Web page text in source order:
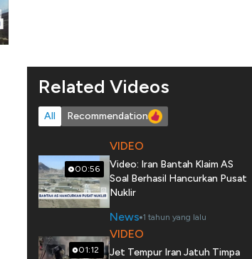
Related Videos
All Recommendation
00:56
VIDEO
Video: Iran Bantah Klaim AS
Soal Berhasil Hancurkan Pusat
Nuklir
News 1 tahun yang lalu
01:12
VIDEO
Jet Tempur Iran Jatuh Timpa